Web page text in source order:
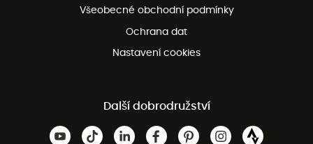
Všeobecné obchodní podmínky
Ochrana dat
Nastavení cookies
Další dobrodružství